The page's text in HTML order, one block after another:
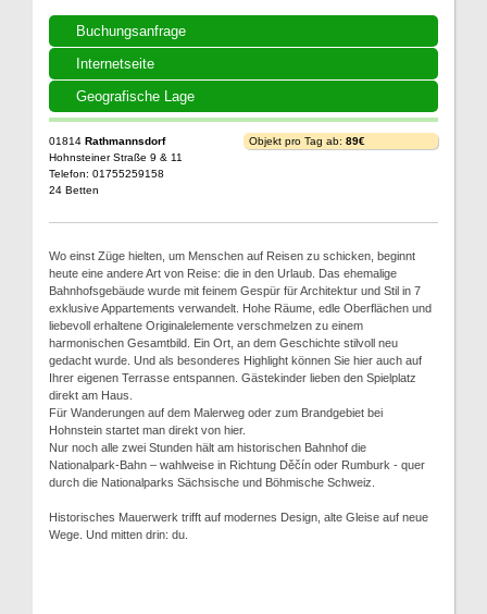
Buchungsanfrage
Internetseite
Geografische Lage
01814 Rathmannsdorf
Hohnsteiner Straße 9 & 11
Telefon: 01755259158
24 Betten
Objekt pro Tag ab: 89€
Wo einst Züge hielten, um Menschen auf Reisen zu schicken, beginnt
heute eine andere Art von Reise: die in den Urlaub. Das ehemalige
Bahnhofsgebäude wurde mit feinem Gespür für Architektur und Stil in 7
exklusive Appartements verwandelt. Hohe Räume, edle Oberflächen und
liebevoll erhaltene Originalelemente verschmelzen zu einem
harmonischen Gesamtbild. Ein Ort, an dem Geschichte stilvoll neu
gedacht wurde. Und als besonderes Highlight können Sie hier auch auf
Ihrer eigenen Terrasse entspannen. Gästekinder lieben den Spielplatz
direkt am Haus.
Für Wanderungen auf dem Malerweg oder zum Brandgebiet bei
Hohnstein startet man direkt von hier.
Nur noch alle zwei Stunden hält am historischen Bahnhof die
Nationalpark-Bahn – wahlweise in Richtung Děčín oder Rumburk - quer
durch die Nationalparks Sächsische und Böhmische Schweiz.
Historisches Mauerwerk trifft auf modernes Design, alte Gleise auf neue
Wege. Und mitten drin: du.